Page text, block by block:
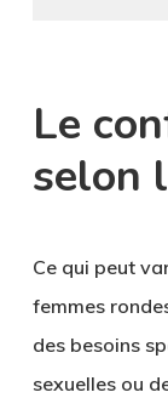
Le
selon
Ce qui peut
femmes
des besoins
sexuelles ou